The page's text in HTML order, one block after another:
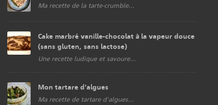
Ma recette de la tarte-crumble...
Cake marbré vanille-chocolat à la vapeur douce
(sans gluten, sans lactose)
Une recette ludique et savoure...
Mon tartare d'algues
Ma recette de tartare d'algues...